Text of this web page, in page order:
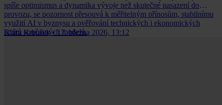
spíše optimismus a dynamika vývoje než skutečné nasazení do
provozu, se pozornost přesouvá k měřitelným přínosům, stabilnímu
využití AI v byznysu a ověřování technických i ekonomických
limitů současných modelů.
Klára Krbušek • 17. března 2026, 13:12